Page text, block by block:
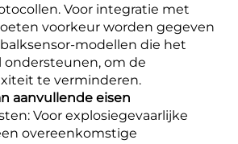
Voor integratie met
voorkeur worden gegeven
modellen die het
ondersteunen, om de
te verminderen.
aanvullende eisen
Voor explosiegevaarlijke
overeenkomstige